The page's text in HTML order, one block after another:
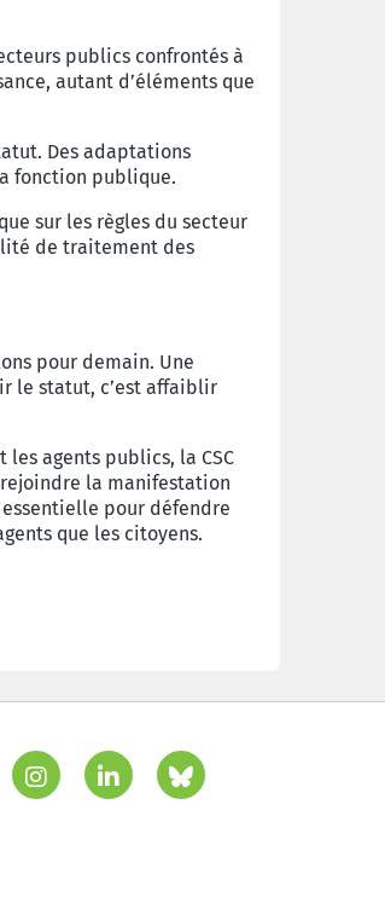
publics confrontés à
autant d’éléments que
Des adaptations
fonction publique.
sur les règles du secteur
de traitement des
pour demain. Une
le statut, c’est affaiblir
agents publics, la CSC
la manifestation
pour défendre
que les citoyens.